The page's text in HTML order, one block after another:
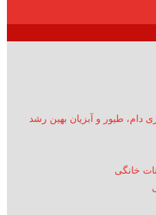
دام، طیور و آبزیان بهین رشد
خانگی